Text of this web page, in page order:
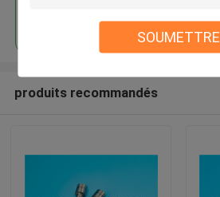
SOUMETTRE
produits recommandés